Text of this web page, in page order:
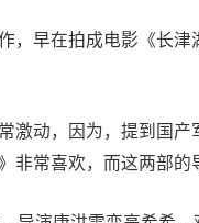
，早在拍成电影《长
激动，因为，提到国产
非常喜欢，而这两部的